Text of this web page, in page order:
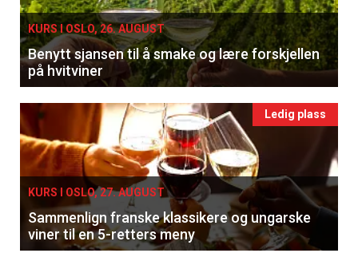
KURS I OSLO, 26. AUGUST
Benytt sjansen til å smake og lære forskjellen
på hvitviner
Ledig plass
KURS I OSLO, 27. AUGUST
Sammenlign franske klassikere og ungarske
viner til en 5-retters meny